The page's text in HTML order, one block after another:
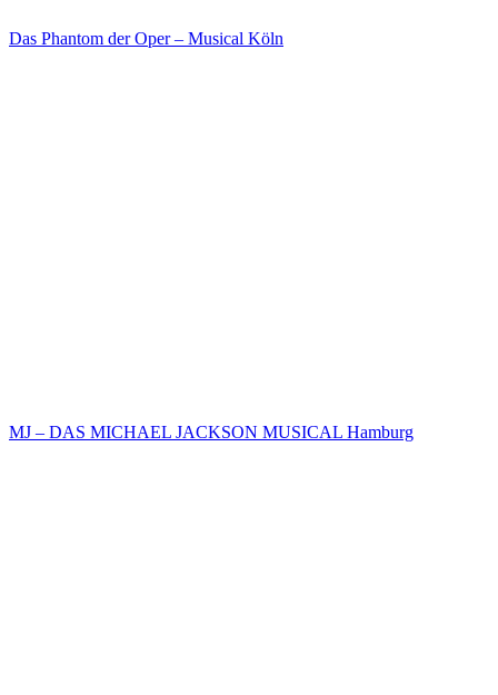
Das Phantom der Oper – Musical Köln
MJ – DAS MICHAEL JACKSON MUSICAL Hamburg